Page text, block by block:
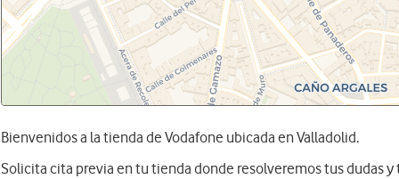
Bienvenidos a la tienda de Vodafone ubicada en Valladolid.
Solicita cita previa en tu tienda donde resolveremos tus dudas y